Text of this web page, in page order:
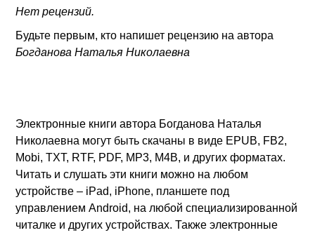
Нет рецензий.
Будьте первым, кто напишет рецензию на автора
Богданова Наталья Николаевна
Электронные книги автора Богданова Наталья
Николаевна могут быть скачаны в виде EPUB, FB2,
Mobi, TXT, RTF, PDF, MP3, M4B, и других форматах.
Читать и слушать эти книги можно на любом
устройстве – iPad, iPhone, планшете под
управлением Android, на любой специализированной
читалке и других устройствах. Также электронные